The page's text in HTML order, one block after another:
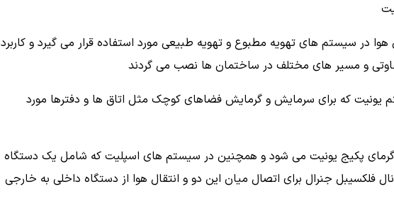
هوا در سیستم های تهویه مطبوع و تهویه طبیعی مورد استفاده قرار می گیرد و کاربرد
و مسیر های مختلف در ساختمان ها نصب می گردند
یونیت که برای سرمایش و گرمایش فضاهای کوچک مثل اتاق ها و دفترها مورد
پکیج یونیت می شود و همچنین در سیستم های اسپلیت که شامل یک دستگاه
جنرال برای اتصال میان این دو و انتقال هوا از دستگاه داخلی به خارجی